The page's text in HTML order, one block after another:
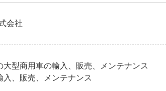
会社
大型商用車の輸入、販売、メンテナンス
、販売、メンテナンス